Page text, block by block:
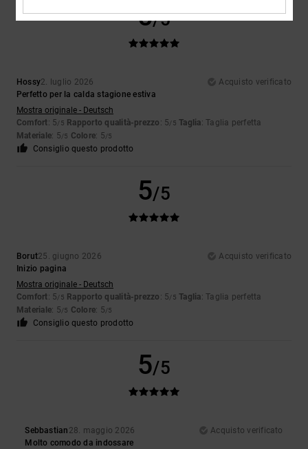
5/5
Hossy2. luglio 2026
Acquisto verificato
Perfetto per la calda stagione estiva
Mostra originale - Deutsch
Comfort: 5/5 Rapporto qualità-prezzo : 5/5 Taglia: Taglia perfetta
Materiale: 5/5 Colore: 5/5
Consiglio questo prodotto
5/5
Borut25. giugno 2026
Acquisto verificato
Inizio pagina
Mostra originale - Deutsch
Comfort: 5/5 Rapporto qualità-prezzo : 5/5 Taglia: Taglia perfetta
Materiale: 5/5 Colore: 5/5
Consiglio questo prodotto
5/5
Sebbastian 28. maggio 2026
Acquisto verificato
Molto comodo da indossare